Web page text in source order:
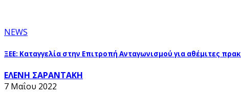
NEWS
ΞΕΕ: Καταγγελία στην Επιτροπή Ανταγωνισμού για αθέμιτες
ΕΛΕΝΗ ΣΑΡΑΝΤΑΚΗ
7 Μαΐου 2022